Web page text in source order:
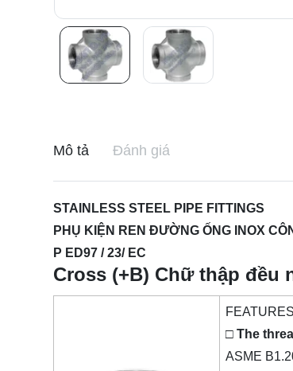
Mô tả Đánh giá
STAINLESS STEEL PIPE FITTINGS
PHỤ KIỆN REN ĐƯỜNG ỐNG INOX
P ED97 / 23/ EC
Cross (+B) Chữ thập
FEATURES
□ The
ASME